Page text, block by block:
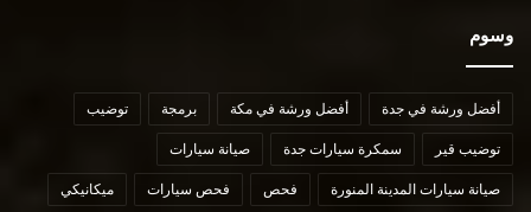
وسوم
أفضل ورشة في جدة أفضل ورشة في مكة برمجة توضيب
توضيب قير سمكرة سيارات جدة صيانة سيارات
صيانة سيارات المدينة المنورة فحص فحص سيارات ميكانيكي